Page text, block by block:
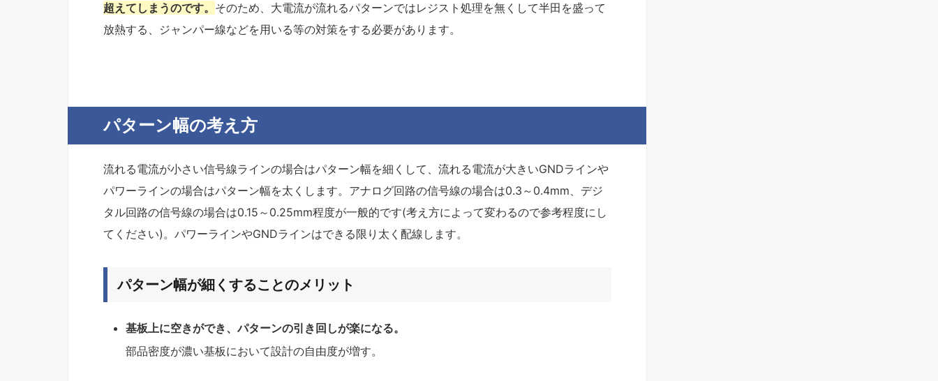
超えてしまうのです。 そのため、大電流が流れるパターンではレジスト処理を無くして半田を盛って
放熱する、ジャンパー線などを用いる等の対策をする必要があります。
パターン幅の考え方
流れる電流が小さい信号線ラインの場合はパターン幅を細くして、流れる電流が大きいGNDラインや
パワーラインの場合はパターン幅を太くします。アナログ回路の信号線の場合は0.3～0.4mm、デジ
タル回路の信号線の場合は0.15～0.25mm程度が一般的です(考え方によって変わるので参考程度にし
てください)。パワーラインやGNDラインはできる限り太く配線します。
パターン幅が細くすることのメリット
基板上に空きができ、パターンの引き回しが楽になる。
部品密度が濃い基板において設計の自由度が増す。